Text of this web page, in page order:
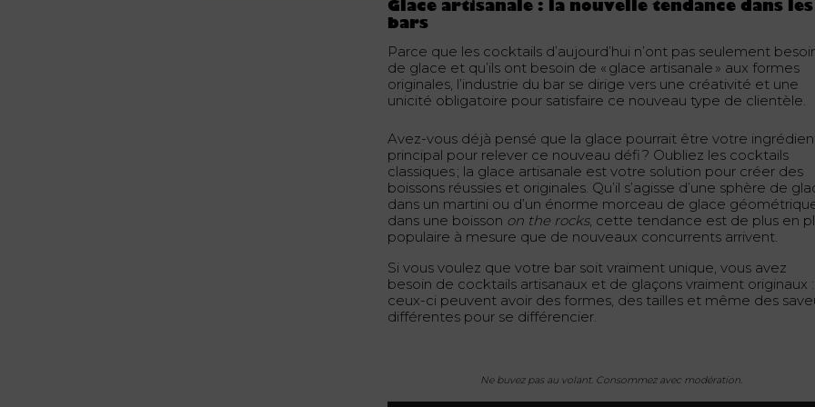
Glace artisanale : la nouvelle tendance dans les
bars
Parce que les cocktails d’aujourd’hui n’ont pas seulement
de glace et qu’ils ont besoin de « glace artisanale » aux formes
originales, l’industrie du bar se dirige vers une créativité et une
unicité obligatoire pour satisfaire ce nouveau type de clientèle.
Avez-vous déjà pensé que la glace pourrait être votre
principal pour relever ce nouveau défi ? Oubliez les cocktails
classiques ; la glace artisanale est votre solution pour créer des
boissons réussies et originales. Qu’il s’agisse d’une sphère de
dans un martini ou d’un énorme morceau de glace
dans une boisson on the rocks, cette tendance est de plus en
populaire à mesure que de nouveaux concurrents arrivent.
Si vous voulez que votre bar soit vraiment unique, vous avez
besoin de cocktails artisanaux et de glaçons vraiment originaux :
ceux-ci peuvent avoir des formes, des tailles et même des
différentes pour se différencier.
Ne buvez pas au volant. Consommez avec modération.